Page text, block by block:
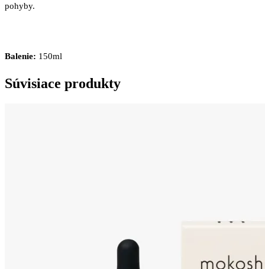
pohyby.
Balenie: 150ml
Súvisiace produkty